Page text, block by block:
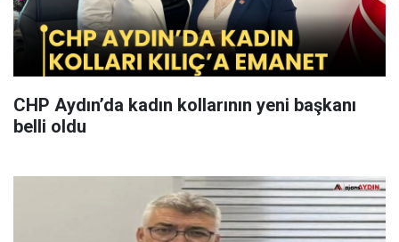
CHP Aydın’da kadın kollarının yeni başkanı
belli oldu